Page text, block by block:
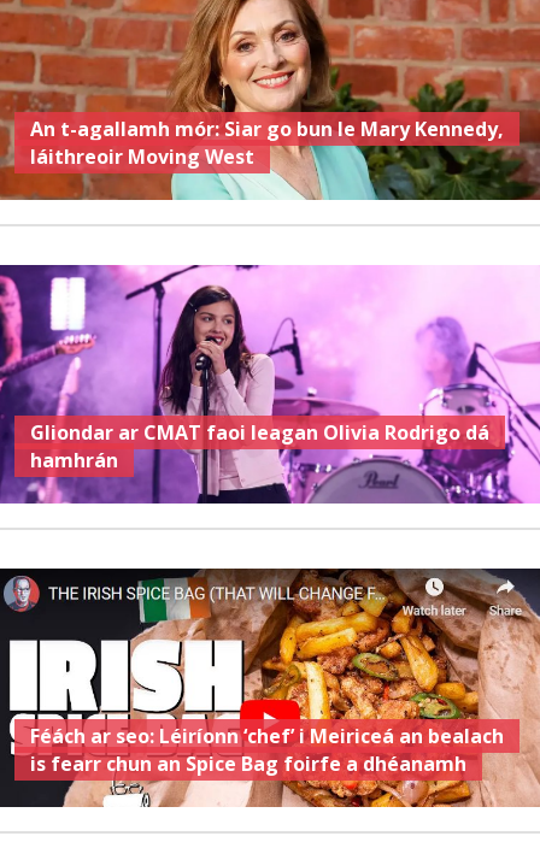
An t-agallamh mór: Siar go bun le Mary Kennedy,
láithreoir Moving West
Gliondar ar CMAT faoi leagan Olivia Rodrigo dá
hamhrán
Féách ar seo: Léiríonn ‘chef’ i Meiriceá an bealach
is fearr chun an Spice Bag foirfe a dhéanamh